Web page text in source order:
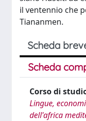
il ventennio che
Tiananmen.
Scheda
Scheda
Corso di
Lingue,
dell'africa